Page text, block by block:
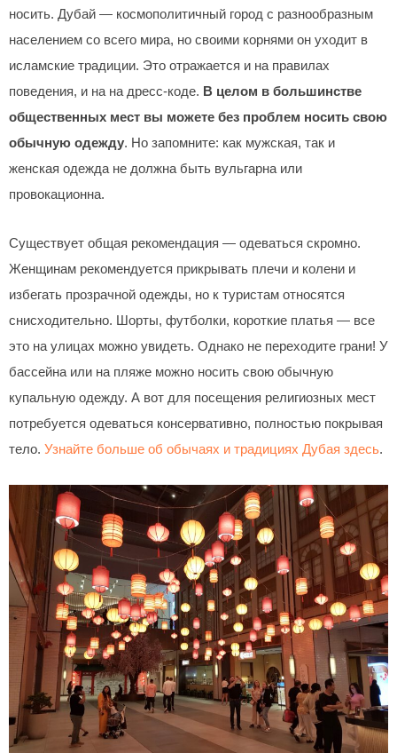
носить. Дубай — космополитичный город с разнообразным
населением со всего мира, но своими корнями он уходит в
исламские традиции. Это отражается и на правилах
поведения, и на на дресс-коде. В целом в большинстве
общественных мест вы можете без проблем носить свою
обычную одежду. Но запомните: как мужская, так и
женская одежда не должна быть вульгарна или
провокационна.
Существует общая рекомендация — одеваться скромно.
Женщинам рекомендуется прикрывать плечи и колени и
избегать прозрачной одежды, но к туристам относятся
снисходительно. Шорты, футболки, короткие платья — все
это на улицах можно увидеть. Однако не переходите грани! У
бассейна или на пляже можно носить свою обычную
купальную одежду. А вот для посещения религиозных мест
потребуется одеваться консервативно, полностью покрывая
тело. Узнайте больше об обычаях и традициях Дубая здесь.